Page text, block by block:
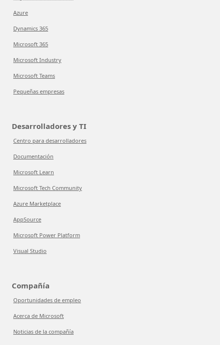
Azure
Dynamics 365
Microsoft 365
Microsoft Industry
Microsoft Teams
Pequeñas empresas
Desarrolladores y TI
Centro para desarrolladores
Documentación
Microsoft Learn
Microsoft Tech Community
Azure Marketplace
AppSource
Microsoft Power Platform
Visual Studio
Compañía
Oportunidades de empleo
Acerca de Microsoft
Noticias de la compañía